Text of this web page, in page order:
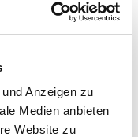
Anzeigen zu
Medien anbieten
Website zu
SKV4
SKV5